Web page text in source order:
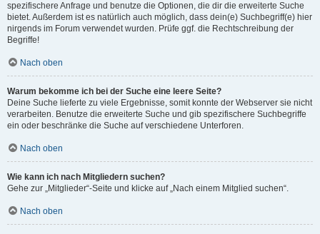
spezifischere Anfrage und benutze die Optionen, die dir die erweiterte Suche
bietet. Außerdem ist es natürlich auch möglich, dass dein(e) Suchbegriff(e) hier
nirgends im Forum verwendet wurden. Prüfe ggf. die Rechtschreibung der
Begriffe!
Nach oben
Warum bekomme ich bei der Suche eine leere Seite?
Deine Suche lieferte zu viele Ergebnisse, somit konnte der Webserver sie nicht
verarbeiten. Benutze die erweiterte Suche und gib spezifischere Suchbegriffe
ein oder beschränke die Suche auf verschiedene Unterforen.
Nach oben
Wie kann ich nach Mitgliedern suchen?
Gehe zur „Mitglieder“-Seite und klicke auf „Nach einem Mitglied suchen“.
Nach oben